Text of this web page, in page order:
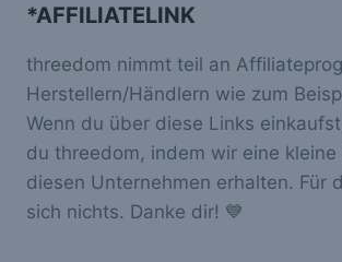
*AFFILIATELINK
threedom nimmt teil an
Herstellern/Händlern wie zum
Wenn du über diese Links
du threedom, indem wir eine kleine
diesen Unternehmen erhalten. Für
sich nichts. Danke dir! 💙